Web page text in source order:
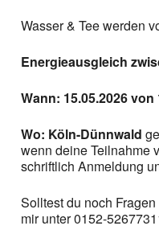
Wasser & Tee werden
Energieausgleich
Wann: 15.05.2026
Wo: Köln-Dünnwald
wenn deine Teilnahme
schriftlich Anmeldung
Solltest du noch
mir unter 0152-